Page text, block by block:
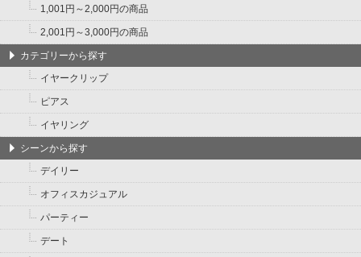
1,001円～2,000円の商品
2,001円～3,000円の商品
カテゴリーから探す
イヤークリップ
ピアス
イヤリング
シーンから探す
デイリー
オフィスカジュアル
パーティー
デート